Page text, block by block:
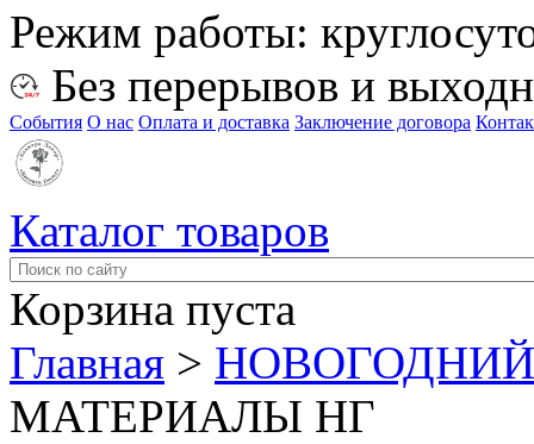
Режим работы:
Без перерывов и
События О нас Оплата и доставка Заключение договора
Каталог товаров
Корзина пуста
Главная >
МАТЕРИАЛЫ НГ